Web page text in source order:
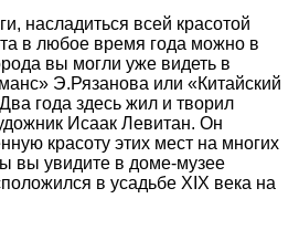
насладиться всей красотой
в любое время года можно в
вы могли уже видеть в
Э.Рязанова или «Китайский
года здесь жил и творил
Исаак Левитан. Он
красоту этих мест на многих
вы увидите в доме-музее
в усадьбе XIX века на